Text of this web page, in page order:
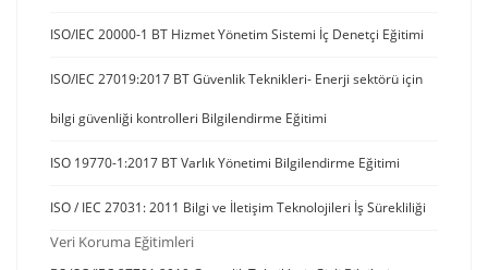
ISO/IEC 20000-1 BT Hizmet Yönetim Sistemi İç Denetçi Eğitimi
ISO/IEC 27019:2017 BT Güvenlik Teknikleri- Enerji sektörü için
bilgi güvenliği kontrolleri Bilgilendirme Eğitimi
ISO 19770-1:2017 BT Varlık Yönetimi Bilgilendirme Eğitimi
ISO / IEC 27031: 2011 Bilgi ve İletişim Teknolojileri İş Sürekliliği
Veri Koruma Eğitimleri